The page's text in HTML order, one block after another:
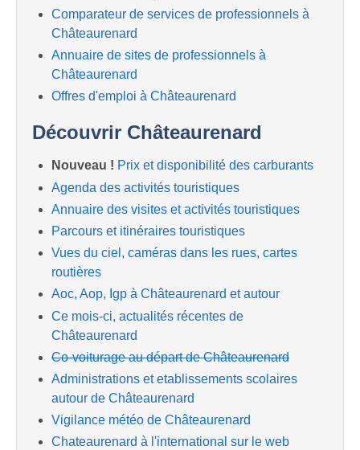
Comparateur de services de professionnels à
Châteaurenard
Annuaire de sites de professionnels à
Châteaurenard
Offres d'emploi à Châteaurenard
Découvrir Châteaurenard
Nouveau ! Prix et disponibilité des carburants
Agenda des activités touristiques
Annuaire des visites et activités touristiques
Parcours et itinéraires touristiques
Vues du ciel, caméras dans les rues, cartes
routières
Aoc, Aop, Igp à Châteaurenard et autour
Ce mois-ci, actualités récentes de
Châteaurenard
Co-voiturage au départ de Châteaurenard
Administrations et etablissements scolaires
autour de Châteaurenard
Vigilance météo de Châteaurenard
Chateaurenard à l'international sur le web